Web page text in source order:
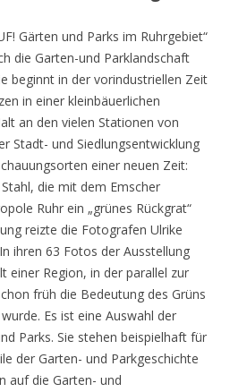
Gärten und Parks im Ruhrgebiet“
die Garten-und Parklandschaft
beginnt in der vorindustriellen Zeit
in einer kleinbäuerlichen
an den vielen Stationen von
Stadt- und Siedlungsentwicklung
einer neuen Zeit:
die mit dem Emscher
Ruhr ein „grünes Rückgrat“
reizte die Fotografen Ulrike
ihren 63 Fotos der Ausstellung
einer Region, in der parallel zur
früh die Bedeutung des Grüns
Es ist eine Auswahl der
Parks. Sie stehen beispielhaft für
der Garten- und Parkgeschichte
auf die Garten- und